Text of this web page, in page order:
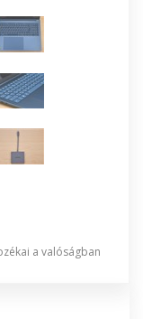
a valóságban